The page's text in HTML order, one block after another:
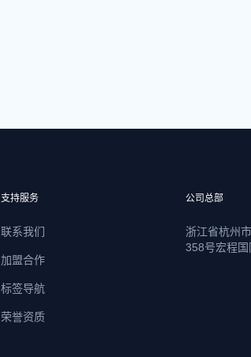
支持服务
联系我们
加盟合作
标签导航
荣誉资质
公司总部
浙江省杭州
358号宏程